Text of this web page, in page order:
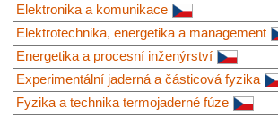
Elektronika a komunikace
Elektrotechnika, energetika a management
Energetika a procesní inženýrství
Experimentální jaderná a částicová fyzika
Fyzika a technika termojaderné fúze